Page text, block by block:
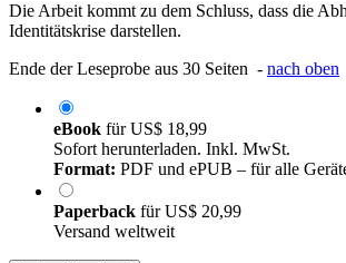
Die Arbeit kommt zu dem Schluss, dass die
Identitätskrise darstellen.
Ende der Leseprobe aus 30 Seiten - nach oben
eBook fürUS$ 18,99
Sofort herunterladen. Inkl. MwSt.
Format: PDF und ePUB – für alle
Paperback fürUS$ 20,99
Versand weltweit